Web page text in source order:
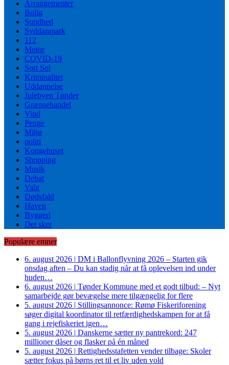
Arrangementer
Bolig
Sundhed
Syddanmark
112
Motor
COVID-19
Sort Sol
Kriminalitet
Uddannelse
Julebyen Tønder
Grænsehandel
Vind
Penge
Miljø
politi
Kongehuset
Shopping
Musik
Debat
Valg
Dødsfald
Haven
Byggeri
Det sker
Populære emner
6. august 2026 | DM i Ballonflyvning 2026 – Starten gik
onsdag aften – Du kan stadig når at få oplevelsen ind under
huden…
6. august 2026 | Tønder Kommune med et godt tilbud: – Nyt
samarbejde gør bevægelse mere tilgængelig for flere
5. august 2026 | Stillingsannonce: Rømø Fiskeriforening
søger digital koordinator til retfærdighedskampen for at få
gang i rejefiskeriet igen…
5. august 2026 | Danskerne sætter ny pantrekord: 247
millioner dåser og flasker på én måned
5. august 2026 | Rettighedsstafetten vender tilbage: Skoler
sætter fokus på børns ret til et liv uden vold